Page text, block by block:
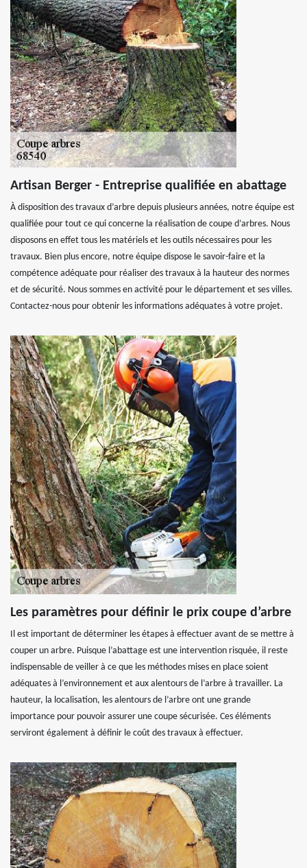
Artisan Berger - Entreprise qualifiée en abattage
À disposition des travaux d’arbre depuis plusieurs années, notre équipe est
qualifiée pour tout ce qui concerne la réalisation de coupe d’arbres. Nous
disposons en effet tous les matériels et les outils nécessaires pour les
travaux. Bien plus encore, notre équipe dispose le savoir-faire et la
compétence adéquate pour réaliser des travaux à la hauteur des normes
et de sécurité. Nous sommes en activité pour le département et ses villes.
Contactez-nous pour obtenir les informations adéquates à votre projet.
Les paramètres pour définir le prix coupe d’arbre
Il est important de déterminer les étapes à effectuer avant de se mettre à
couper un arbre. Puisque l’abattage est une intervention risquée, il reste
indispensable de veiller à ce que les méthodes mises en place soient
adéquates à l’environnement et aux alentours de l’arbre à travailler. La
hauteur, la localisation, les alentours de l’arbre ont une grande
importance pour pouvoir assurer une coupe sécurisée. Ces éléments
serviront également à définir le coût des travaux à effectuer.